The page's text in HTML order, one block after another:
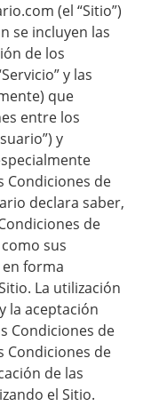
(el “Sitio”)
se incluyen las
de los
y las
que
entre los
y
Condiciones de
declara saber,
de
sus
forma
La utilización
la aceptación
Condiciones de
Condiciones de
de las
el Sitio.